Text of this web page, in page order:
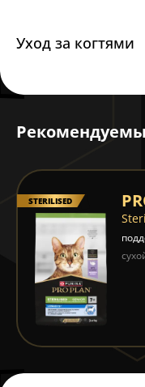
Уход за когтями
STERILISED